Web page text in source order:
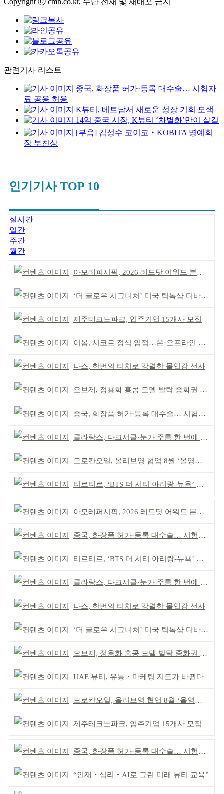
관련기사 리스트
중국, 화장품 허가·등록 대수술… 시험자
료 공용 허용
K뷰티, 베트남서 새로운 성장 기회 모색
14억 중국 시장, K뷰티 ‘차별화’만이 살길
[부음] 김성수 코이코‧KOBITA 명예회
장 부친상
인기기사 TOP 10
실시간
일간
주간
월간
아모레퍼시픽, 2026 레드닷 어워드 본상 2개 수상
‘더 글로우 시그니처’ 미국 틱톡샵 디바이스 부문 1위
제주테크노파크, 입주기업 15개사 모집
이옴, 시코르 정식 입점…온·오프라인 유통망 확대
나스, 한번의 터치로 강렬한 몰입감 선사
오브제, 정용화 홍콩 모델 발탁 중화권 공략 강화
중국, 화장품 허가·등록 대수술… 시험자료 공용 허용
클라랑스, 다크서클·눈가 주름 한 번에 더블 케어
모로칸오일, 올리브영 협업 8월 ‘올영픽’ 선정
티르티르, ‘BTS 더 시티 아리랑-뉴욕’ 참여
아모레퍼시픽, 2026 레드닷 어워드 본상 2개 수상
중국, 화장품 허가·등록 대수술… 시험자료 공용 허용
티르티르, ‘BTS 더 시티 아리랑-뉴욕’ 참여
클라랑스, 다크서클·눈가 주름 한 번에 더블 케어
나스, 한번의 터치로 강렬한 몰입감 선사
‘더 글로우 시그니처’ 미국 틱톡샵 디바이스 부문 1위
오브제, 정용화 홍콩 모델 발탁 중화권 공략 강화
UAE 뷰티, 유통‧마케팅 지도가 바뀐다
모로칸오일, 올리브영 협업 8월 ‘올영픽’ 선정
제주테크노파크, 입주기업 15개사 모집
중국, 화장품 허가·등록 대수술… 시험자료 공용 허용
“인재‧심리‧AI로 그린 미래 뷰티 교육”